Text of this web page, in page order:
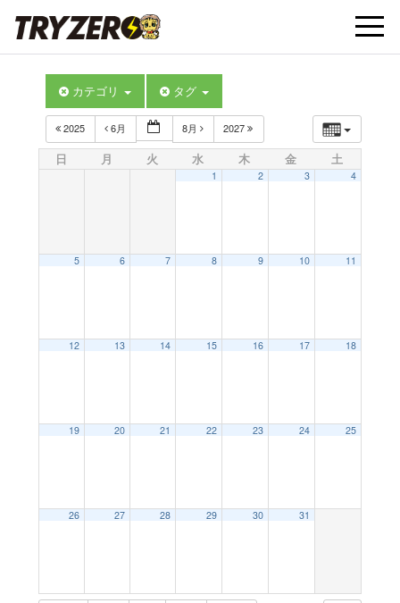
t
カテゴリ タグ
2025 6月 8月 2027
日 月 火 水 木 金 土
1 2 3 4
5 6 7 8 9 10 11
12 13 14 15 16 17 18
19 20 21 22 23 24 25
26 27 28 29 30 31